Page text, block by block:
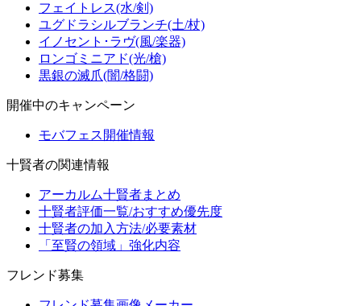
フェイトレス(水/剣)
ユグドラシルブランチ(土/杖)
イノセント･ラヴ(風/楽器)
ロンゴミニアド(光/槍)
黒銀の滅爪(闇/格闘)
開催中のキャンペーン
モバフェス開催情報
十賢者の関連情報
アーカルム十賢者まとめ
十賢者評価一覧/おすすめ優先度
十賢者の加入方法/必要素材
「至賢の領域」強化内容
フレンド募集